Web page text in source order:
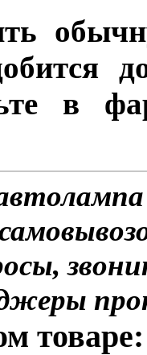
в
товаре: